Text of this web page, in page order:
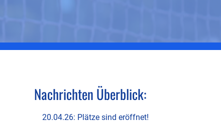
Nachrichten Überblick:
20.04.26: Plätze sind eröffnet!